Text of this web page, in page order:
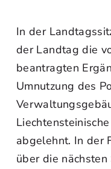
In der
der Landtag die
beantragten
Umnutzung des
abgelehnt. In der
über die